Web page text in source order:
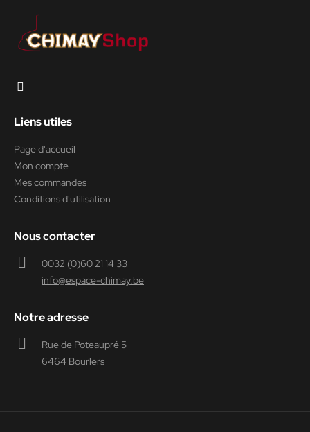
Liens utiles
Page d'accueil
Mon compte
Mes commandes
Conditions d'utilisation
Nous contacter
0032 (0)60 21 14 33
info@espace-chimay.be
Notre adresse
Rue de Poteaupré 5
6464 Bourlers